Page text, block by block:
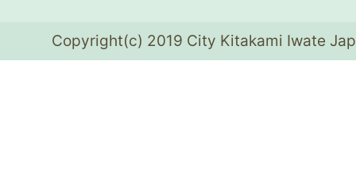
Copyright(c) 2019 City Kitakami Iwate